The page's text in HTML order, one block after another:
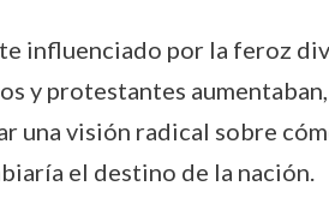
influenciado por la feroz
y protestantes
una visión radical sobre
el destino de la nación.